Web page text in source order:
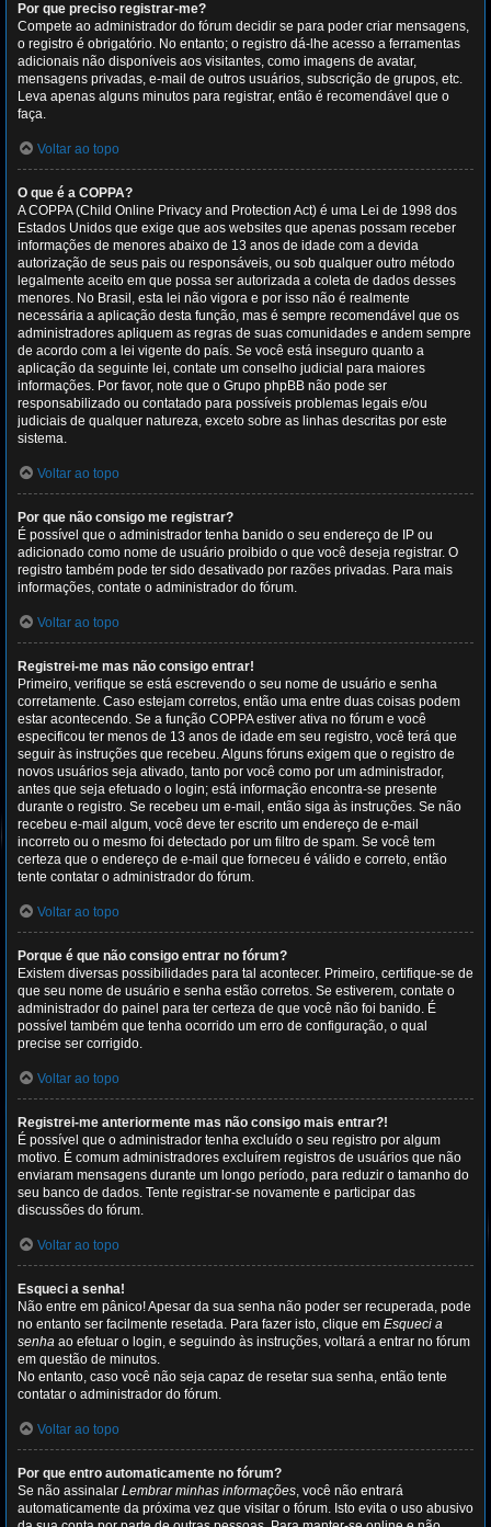
Por que preciso registrar-me?
Compete ao administrador do fórum decidir se para poder criar mensagens,
o registro é obrigatório. No entanto; o registro dá-lhe acesso a ferramentas
adicionais não disponíveis aos visitantes, como imagens de avatar,
mensagens privadas, e-mail de outros usuários, subscrição de grupos, etc.
Leva apenas alguns minutos para registrar, então é recomendável que o
faça.
Voltar ao topo
O que é a COPPA?
A COPPA (Child Online Privacy and Protection Act) é uma Lei de 1998 dos
Estados Unidos que exige que aos websites que apenas possam receber
informações de menores abaixo de 13 anos de idade com a devida
autorização de seus pais ou responsáveis, ou sob qualquer outro método
legalmente aceito em que possa ser autorizada a coleta de dados desses
menores. No Brasil, esta lei não vigora e por isso não é realmente
necessária a aplicação desta função, mas é sempre recomendável que os
administradores apliquem as regras de suas comunidades e andem sempre
de acordo com a lei vigente do país. Se você está inseguro quanto a
aplicação da seguinte lei, contate um conselho judicial para maiores
informações. Por favor, note que o Grupo phpBB não pode ser
responsabilizado ou contatado para possíveis problemas legais e/ou
judiciais de qualquer natureza, exceto sobre as linhas descritas por este
sistema.
Voltar ao topo
Por que não consigo me registrar?
É possível que o administrador tenha banido o seu endereço de IP ou
adicionado como nome de usuário proibido o que você deseja registrar. O
registro também pode ter sido desativado por razões privadas. Para mais
informações, contate o administrador do fórum.
Voltar ao topo
Registrei-me mas não consigo entrar!
Primeiro, verifique se está escrevendo o seu nome de usuário e senha
corretamente. Caso estejam corretos, então uma entre duas coisas podem
estar acontecendo. Se a função COPPA estiver ativa no fórum e você
especificou ter menos de 13 anos de idade em seu registro, você terá que
seguir às instruções que recebeu. Alguns fóruns exigem que o registro de
novos usuários seja ativado, tanto por você como por um administrador,
antes que seja efetuado o login; está informação encontra-se presente
durante o registro. Se recebeu um e-mail, então siga às instruções. Se não
recebeu e-mail algum, você deve ter escrito um endereço de e-mail
incorreto ou o mesmo foi detectado por um filtro de spam. Se você tem
certeza que o endereço de e-mail que forneceu é válido e correto, então
tente contatar o administrador do fórum.
Voltar ao topo
Porque é que não consigo entrar no fórum?
Existem diversas possibilidades para tal acontecer. Primeiro, certifique-se de
que seu nome de usuário e senha estão corretos. Se estiverem, contate o
administrador do painel para ter certeza de que você não foi banido. É
possível também que tenha ocorrido um erro de configuração, o qual
precise ser corrigido.
Voltar ao topo
Registrei-me anteriormente mas não consigo mais entrar?!
É possível que o administrador tenha excluído o seu registro por algum
motivo. É comum administradores excluírem registros de usuários que não
enviaram mensagens durante um longo período, para reduzir o tamanho do
seu banco de dados. Tente registrar-se novamente e participar das
discussões do fórum.
Voltar ao topo
Esqueci a senha!
Não entre em pânico! Apesar da sua senha não poder ser recuperada, pode
no entanto ser facilmente resetada. Para fazer isto, clique em Esqueci a
senha ao efetuar o login, e seguindo às instruções, voltará a entrar no fórum
em questão de minutos.
No entanto, caso você não seja capaz de resetar sua senha, então tente
contatar o administrador do fórum.
Voltar ao topo
Por que entro automaticamente no fórum?
Se não assinalar Lembrar minhas informações, você não entrará
automaticamente da próxima vez que visitar o fórum. Isto evita o uso abusivo